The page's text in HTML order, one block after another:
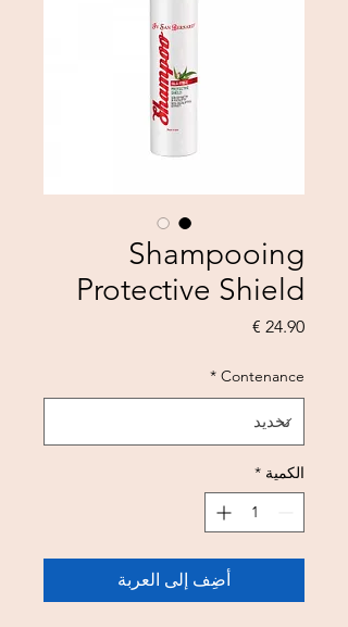
Shampooing
Protective Shield
السعر
Contenance
*
الكمية *
أضِف إلى العربة